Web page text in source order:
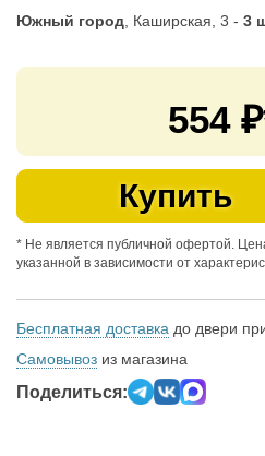
Южный город , Каширская, 3 - 3
554
Купить
* Не является публичной офертой.
указанной в зависимости от
Бесплатная доставка до двери
Самовывоз из магазина
Поделиться: